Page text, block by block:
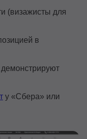
(визажисты для
в
у «Сбера» или